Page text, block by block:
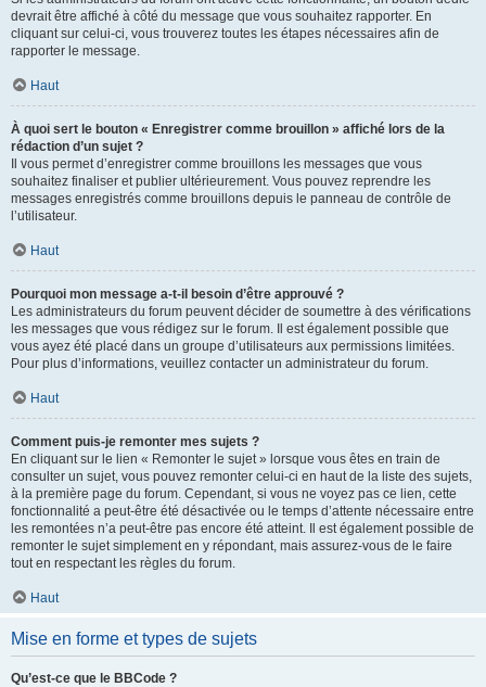
devrait être affiché à côté du message que vous souhaitez rapporter. En
cliquant sur celui-ci, vous trouverez toutes les étapes nécessaires afin de
rapporter le message.
Haut
À quoi sert le bouton « Enregistrer comme brouillon » affiché lors de la
rédaction d’un sujet ?
Il vous permet d’enregistrer comme brouillons les messages que vous
souhaitez finaliser et publier ultérieurement. Vous pouvez reprendre les
messages enregistrés comme brouillons depuis le panneau de contrôle de
l’utilisateur.
Haut
Pourquoi mon message a-t-il besoin d’être approuvé ?
Les administrateurs du forum peuvent décider de soumettre à des vérifications
les messages que vous rédigez sur le forum. Il est également possible que
vous ayez été placé dans un groupe d’utilisateurs aux permissions limitées.
Pour plus d’informations, veuillez contacter un administrateur du forum.
Haut
Comment puis-je remonter mes sujets ?
En cliquant sur le lien « Remonter le sujet » lorsque vous êtes en train de
consulter un sujet, vous pouvez remonter celui-ci en haut de la liste des sujets,
à la première page du forum. Cependant, si vous ne voyez pas ce lien, cette
fonctionnalité a peut-être été désactivée ou le temps d’attente nécessaire entre
les remontées n’a peut-être pas encore été atteint. Il est également possible de
remonter le sujet simplement en y répondant, mais assurez-vous de le faire
tout en respectant les règles du forum.
Haut
Mise en forme et types de sujets
Qu’est-ce que le BBCode ?